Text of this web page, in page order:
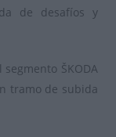
de desafíos y
ŠKODA
tramo de subida